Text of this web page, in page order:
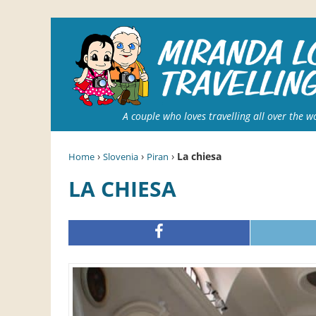
A couple who loves travelling all over the
Home › Slovenia › Piran › La chiesa
LA CHIESA